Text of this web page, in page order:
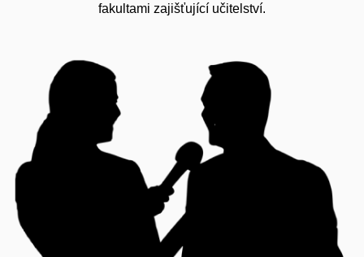
fakultami zajišťující učitelství.